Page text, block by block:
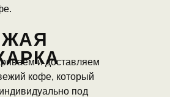
и доставляем
кофе, который
под